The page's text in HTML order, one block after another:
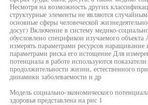
Несмотря на возможность других
структурные элементы не являются
основные сферы человеческой
досуг) Включение в систему медико-
обусловлено спецификои изучаемого объекта
измерять параметрами ресурсов наращивание
параметрами риска его истощение Для
потенциала в работе используются
продолжительности жизни, естественного
динамики заболеваемости и др
Модель социально-экономического
здоровья представлена на рис 1